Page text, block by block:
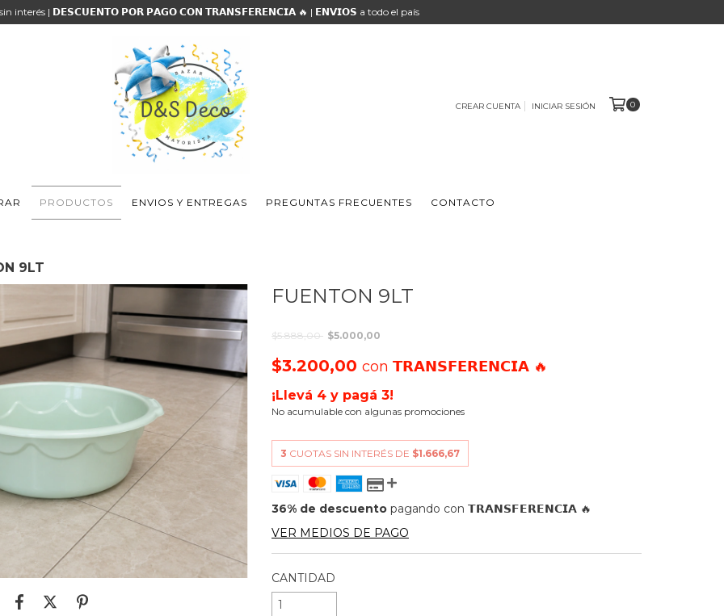
interés | 𝗗𝗘𝗦𝗖𝗨𝗘𝗡𝗧𝗢 𝗣𝗢𝗥 𝗣𝗔𝗚𝗢 𝗖𝗢𝗡 𝗧𝗥𝗔𝗡𝗦𝗙𝗘𝗥𝗘𝗡𝗖𝗜𝗔 🔥 | 𝗘𝗡𝗩𝗜𝗢𝗦 a todo el país
CREAR CUENTA INICIAR SESIÓN 0
PRODUCTOS ENVIOS Y ENTREGAS PREGUNTAS FRECUENTES CONTACTO
9LT
FUENTON 9LT
$5.888,00 $5.000,00
$3.200,00con 𝗧𝗥𝗔𝗡𝗦𝗙𝗘𝗥𝗘𝗡𝗖𝗜𝗔 🔥
¡Llevá 4 y pagá 3!
No acumulable con algunas promociones
3 CUOTAS SIN INTERÉS DE $1.666,67
36% de descuento pagando con 𝗧𝗥𝗔𝗡𝗦𝗙𝗘𝗥𝗘𝗡𝗖𝗜𝗔 🔥
VER MEDIOS DE PAGO
CANTIDAD